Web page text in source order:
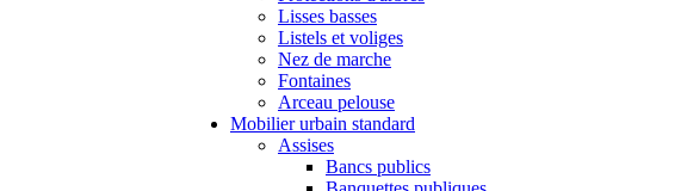
Lisses basses
Listels et voliges
Nez de marche
Fontaines
Arceau pelouse
Mobilier urbain standard
Assises
Bancs publics